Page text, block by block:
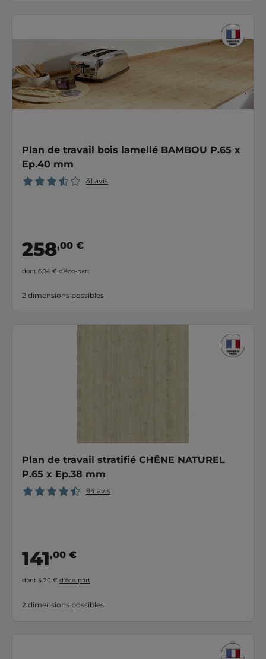
Plan de travail bois lamellé BAMBOU P.65 x
Ep.40 mm
31 avis
258,00 €
dont 6,94 € d’éco-part
2 dimensions possibles
Plan de travail stratifié CHÊNE NATUREL
P.65 x Ep.38 mm
94 avis
141,00 €
dont 4,20 € d’éco-part
2 dimensions possibles